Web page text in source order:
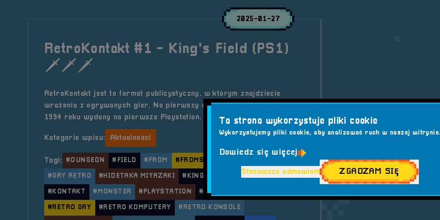
2025-01-27
RetroKontakt #1 - King's Field (PS1)
🗡️🗡️🗡️
RetroKontakt jest to format publicystyczny, w którym znajdziecie
wrażenia z ogrywanych gier. Na pierwszy rzut idzie King's Field z
1994 roku wydany na pierwsze Playstation. Zapraszamy!
Kategorie wpisu: Aktualności
Tagi: #DUNGEON #FIELD #FROM #FROMSOFTWARE
#GRY RETRO #HIDETAKA MIYAZAKI #KINGS #KINGS FIELD
#KONTAKT #MONSTER #PLAYSTATION #RETRO
#RETRO GRY #RETRO KOMPUTERY #RETRO KONSOLE
Ta strona wykorzystuje pliki cookie
Wykorzystujemy pliki cookie, aby analizować ruch w naszej
Dowiedz się więcej
Stanowczo odmawiam ZGADZAM SIĘ